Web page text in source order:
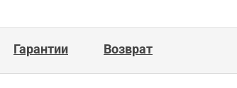
Гарантии Возврат